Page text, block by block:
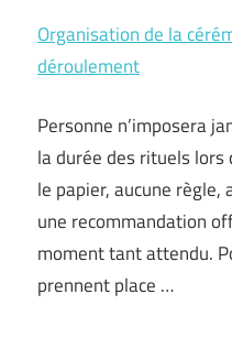
Organisation de la
déroulement
Personne n’imposera
la durée des rituels lors
le papier, aucune règle,
une recommandation
moment tant attendu.
prennent place …